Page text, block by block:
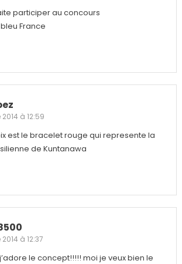
participer au concours
France
à 12:59
est le bracelet rouge qui represente la
de Kuntanawa
à 12:37
le concept!!!!! moi je veux bien le